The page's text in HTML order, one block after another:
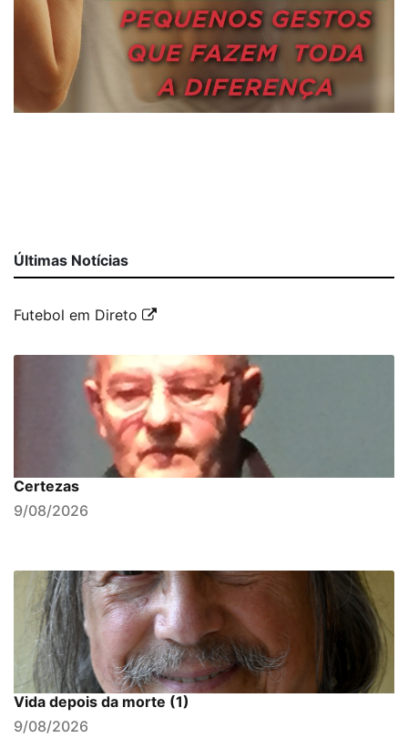
Últimas Notícias
Futebol em Direto
Certezas
9/08/2026
Vida depois da morte (1)
9/08/2026